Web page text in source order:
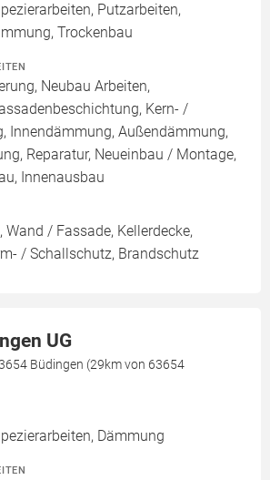
Putzarbeiten,
Trockenbau
Neubau Arbeiten,
Kern- /
Innendämmung, Außendämmung,
Reparatur, Neueinbau / Montage,
Innenausbau
Wand / Fassade, Kellerdecke,
/ Schallschutz, Brandschutz
UG
Büdingen (29km von 63654
Dämmung